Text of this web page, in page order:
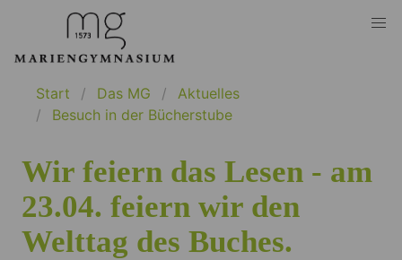
Start Das MG
Aktuelles
Besuch in der Bücherstube
Wir feiern das Lesen - am
23.04. feiern wir den
Welttag des Buches.